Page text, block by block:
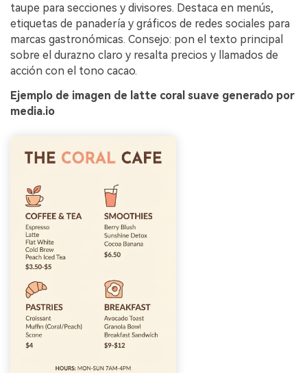
taupe para secciones y divisores. Destaca en menús,
etiquetas de panadería y gráficos de redes sociales para
marcas gastronómicas. Consejo: pon el texto principal
sobre el durazno claro y resalta precios y llamados de
acción con el tono cacao.
Ejemplo de imagen de latte coral suave generado por
media.io